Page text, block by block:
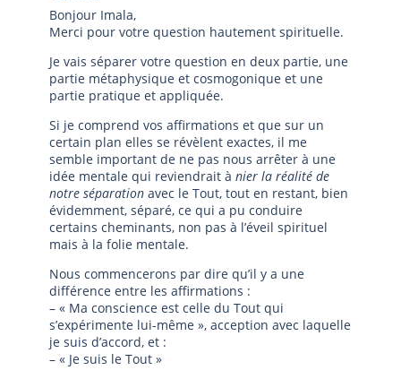
Bonjour Imala,
Merci pour votre question hautement spirituelle.
Je vais séparer votre question en deux partie, une
partie métaphysique et cosmogonique et une
partie pratique et appliquée.
Si je comprend vos affirmations et que sur un
certain plan elles se révèlent exactes, il me
semble important de ne pas nous arrêter à une
idée mentale qui reviendrait à nier la réalité de
notre séparation avec le Tout, tout en restant, bien
évidemment, séparé, ce qui a pu conduire
certains cheminants, non pas à l’éveil spirituel
mais à la folie mentale.
Nous commencerons par dire qu’il y a une
différence entre les affirmations :
– « Ma conscience est celle du Tout qui
s’expérimente lui-même », acception avec laquelle
je suis d’accord, et :
– « Je suis le Tout »